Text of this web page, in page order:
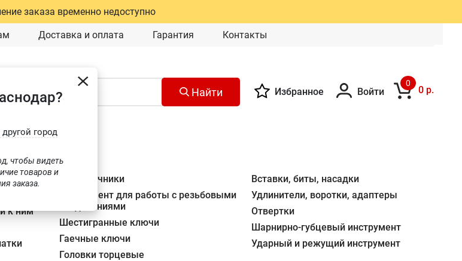
заказа временно недоступно
Доставка и оплата Гарантия Контакты
город
чтобы видеть
товаров и
заказа.
Найти Избранное Войти
0
0 р.
к ним
Заклепочники
Инструмент для работы с резьбовыми
соединениями
Шестигранные ключи
Гаечные ключи
Головки торцевые
Вставки, биты, насадки
Удлинители, воротки, адаптеры
Отвертки
Шарнирно-губцевый инструмент
Ударный и режущий инструмент